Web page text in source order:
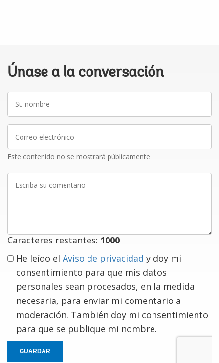
Únase a la conversación
Su
nombre
Correo
electrónico
Este contenido no se mostrará públicamente
Escriba
Caracteres restantes: 1000
He leído el Aviso de privacidad y doy mi
consentimiento para que mis datos
personales sean procesados, en la medida
necesaria, para enviar mi comentario a
moderación. También doy mi consentimiento
para que se publique mi nombre.
GUARDAR